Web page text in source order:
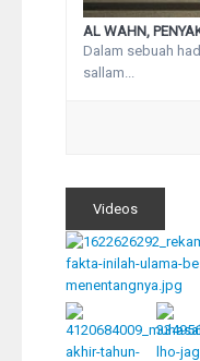
AL WAHN,
Dalam sebuah
sallam...
Videos